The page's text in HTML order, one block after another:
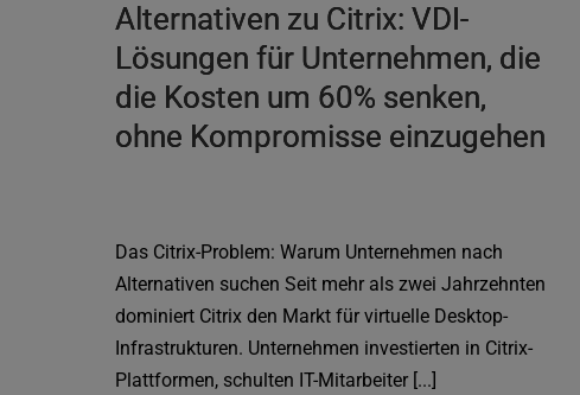
Alternativen zu Citrix: VDI-
Lösungen für Unternehmen, die
die Kosten um 60% senken,
ohne Kompromisse einzugehen
Das Citrix-Problem: Warum Unternehmen nach
Alternativen suchen Seit mehr als zwei Jahrzehnten
dominiert Citrix den Markt für virtuelle Desktop-
Infrastrukturen. Unternehmen investierten in Citrix-
Plattformen, schulten IT-Mitarbeiter [...]